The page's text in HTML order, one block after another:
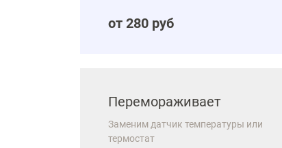
от 280 руб
Перемораживает
Заменим датчик температуры или
термостат